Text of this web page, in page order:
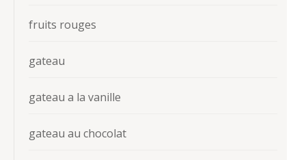
fruits rouges
gateau
gateau a la vanille
gateau au chocolat